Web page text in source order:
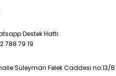
Destek Hattı:
788 79 19
Süleyman Felek Caddesi no:13/